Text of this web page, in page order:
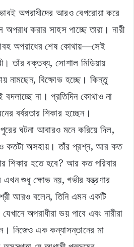
অপরাধীদের আরও বেপরোয়া করে
করার সাহস পাচ্ছে তারা। নারী
অপরাধের শেষ কোথায়—সেই
তাঁর বক্তব্য, সোশাল মিডিয়ায়
নামছেন, বিক্ষোভ হচ্ছে। কিন্তু
না। প্রতিদিন কোথাও না
বর্বরতার শিকার হচ্ছেন।
ঘটনা আবারও মনে করিয়ে দিল,
কতটা অসহায়। তাঁর প্রশ্ন, আর কত
শিকার হতে হবে? আর কত পরিবার
শুধু ক্ষোভ নয়, গভীর যন্ত্রণার
আরও বলেন, তিনি এমন একটি
অপরাধীরা ভয় পাবে এবং নারীরা
নিজেও এক কন্যাসন্তানের মা